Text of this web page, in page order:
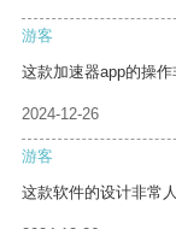
游客
这款加速器app的操作
2024-12-26
游客
这款软件的设计非常